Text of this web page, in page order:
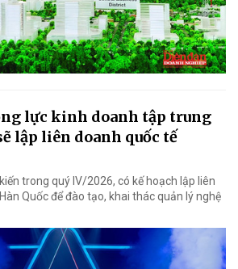
lực kinh doanh tập trung
lập liên doanh quốc tế
trong quý IV/2026, có kế hoạch lập liên
Quốc để đào tạo, khai thác quản lý nghệ